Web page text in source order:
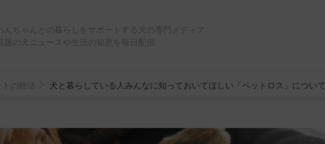
わんちゃんとの暮らしをサポートする犬の専門メディア
話題の犬ニュースや生活の知恵を毎日配信
犬と暮らしている人みんなに知っておいてほしい「ペットロス」について